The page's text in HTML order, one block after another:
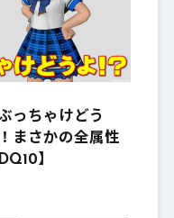
っちゃけどう
まさかの全属性
】